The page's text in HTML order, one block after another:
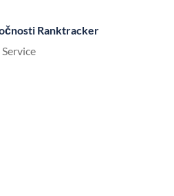
Ranktracker